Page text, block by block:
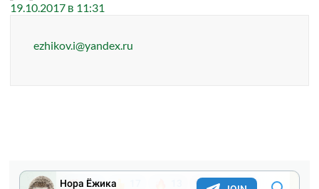
19.10.2017 в 11:31
ezhikov.i@yandex.ru